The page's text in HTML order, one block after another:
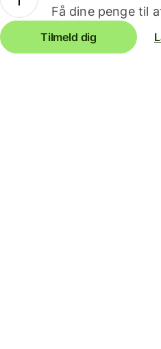
Få dine penge til
Tilmeld dig